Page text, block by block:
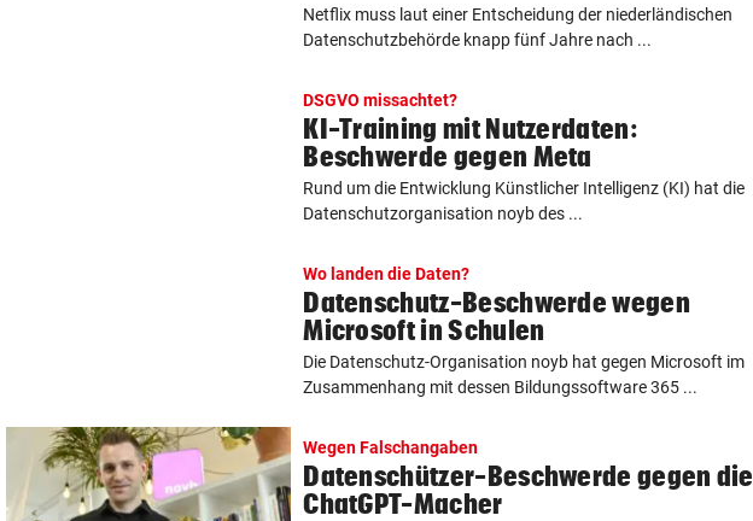
Netflix muss laut einer Entscheidung der niederländischen
Datenschutzbehörde knapp fünf Jahre nach ...
DSGVO missachtet?
KI-Training mit Nutzerdaten:
Beschwerde gegen Meta
Rund um die Entwicklung Künstlicher Intelligenz (KI) hat die
Datenschutzorganisation noyb des ...
Wo landen die Daten?
Datenschutz-Beschwerde wegen
Microsoft in Schulen
Die Datenschutz-Organisation noyb hat gegen Microsoft im
Zusammenhang mit dessen Bildungssoftware 365 ...
Wegen Falschangaben
Datenschützer-Beschwerde gegen die
ChatGPT-Macher